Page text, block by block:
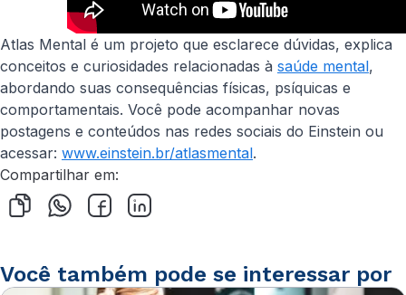
Atlas Mental é um projeto que esclarece dúvidas, explica
conceitos e curiosidades relacionadas à saúde mental,
abordando suas consequências físicas, psíquicas e
comportamentais. Você pode acompanhar novas
postagens e conteúdos nas redes sociais do Einstein ou
acessar: www.einstein.br/atlasmental.
Compartilhar em:
Você também pode se interessar por